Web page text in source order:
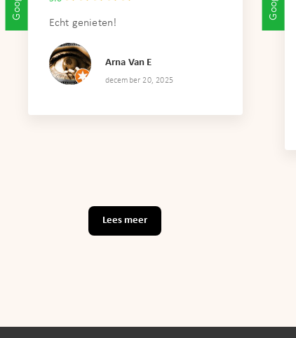
Echt genieten!
Arna Van E
december 20, 2025
Lees meer